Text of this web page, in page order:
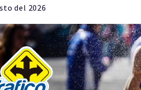
del 2026